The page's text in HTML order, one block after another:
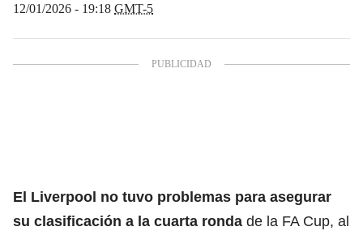
12/01/2026 - 19:18 GMT-5
El Liverpool no tuvo problemas para asegurar
su clasificación a la cuarta ronda de la FA Cup, al